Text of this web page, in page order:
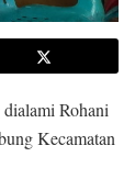
Rohani
Kecamatan